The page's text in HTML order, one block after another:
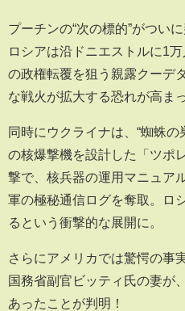
プーチンの“次の標的”がつい
ロシアは沿ドニエストルに1
の政権転覆を狙う親露クーデ
な戦火が拡大する恐れが高ま
同時にウクライナは、“蜘蛛
の核爆撃機を設計した「ツポ
撃で、核兵器の運用マニュア
軍の極秘通信ログを奪取。ロ
るという衝撃的な展開に。
さらにアメリカでは驚愕の事
国務省副官ビッティ氏の妻が
あったことが判明！